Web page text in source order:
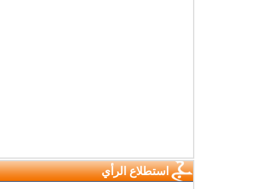
استطلاع الرأي